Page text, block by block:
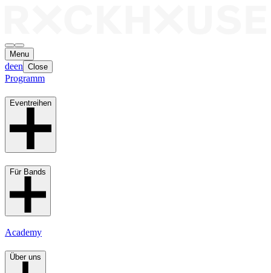
Menu
deen Close
Programm
Eventreihen
Für Bands
Academy
Über uns